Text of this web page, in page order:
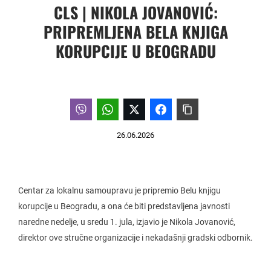
CLS | NIKOLA JOVANOVIĆ:
PRIPREMLJENA BELA KNJIGA
KORUPCIJE U BEOGRADU
26.06.2026
Centar za lokalnu samoupravu je pripremio Belu knjigu
korupcije u Beogradu, a ona će biti predstavljena javnosti
naredne nedelje, u sredu 1. jula, izjavio je Nikola Jovanović,
direktor ove stručne organizacije i nekadašnji gradski odbornik.